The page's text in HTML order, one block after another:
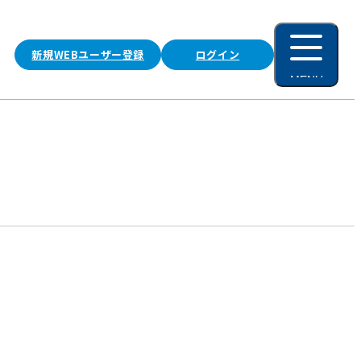
新規WEBユーザー登録 ログイン
MENU